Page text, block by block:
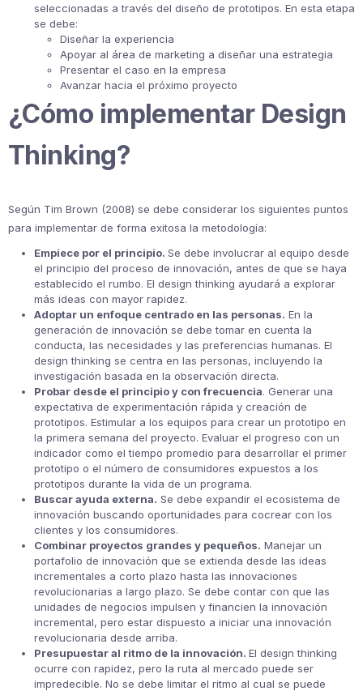
seleccionadas a través del diseño de prototipos. En esta etapa
se debe:
Diseñar la experiencia
Apoyar al área de marketing a diseñar una estrategia
Presentar el caso en la empresa
Avanzar hacia el próximo proyecto
¿Cómo implementar Design
Thinking?
Según Tim Brown (2008) se debe considerar los siguientes puntos
para implementar de forma exitosa la metodología:
Empiece por el principio. Se debe involucrar al equipo desde
el principio del proceso de innovación, antes de que se haya
establecido el rumbo. El design thinking ayudará a explorar
más ideas con mayor rapidez.
Adoptar un enfoque centrado en las personas. En la
generación de innovación se debe tomar en cuenta la
conducta, las necesidades y las preferencias humanas. El
design thinking se centra en las personas, incluyendo la
investigación basada en la observación directa.
Probar desde el principio y con frecuencia. Generar una
expectativa de experimentación rápida y creación de
prototipos. Estimular a los equipos para crear un prototipo en
la primera semana del proyecto. Evaluar el progreso con un
indicador como el tiempo promedio para desarrollar el primer
prototipo o el número de consumidores expuestos a los
prototipos durante la vida de un programa.
Buscar ayuda externa. Se debe expandir el ecosistema de
innovación buscando oportunidades para cocrear con los
clientes y los consumidores.
Combinar proyectos grandes y pequeños. Manejar un
portafolio de innovación que se extienda desde las ideas
incrementales a corto plazo hasta las innovaciones
revolucionarias a largo plazo. Se debe contar con que las
unidades de negocios impulsen y financien la innovación
incremental, pero estar dispuesto a iniciar una innovación
revolucionaria desde arriba.
Presupuestar al ritmo de la innovación. El design thinking
ocurre con rapidez, pero la ruta al mercado puede ser
impredecible. No se debe limitar el ritmo al cual se puede